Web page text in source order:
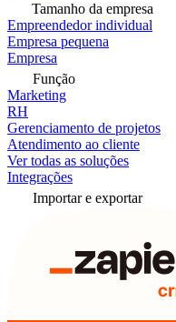
Tamanho da empresa
Empreendedor individual
Empresa pequena
Empresa
Função
Marketing
RH
Gerenciamento de projetos
Atendimento ao cliente
Ver todas as soluções
Integrações
Importar e exportar